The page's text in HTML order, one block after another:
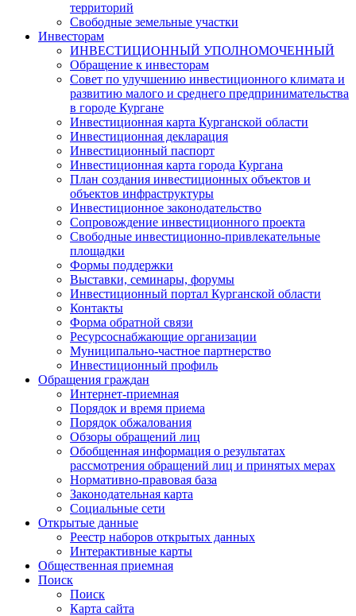
территорий
Свободные земельные участки
Инвесторам
ИНВЕСТИЦИОННЫЙ УПОЛНОМОЧЕННЫЙ
Обращение к инвесторам
Совет по улучшению инвестиционного климата и
развитию малого и среднего предпринимательства
в городе Кургане
Инвестиционная карта Курганской области
Инвестиционная декларация
Инвестиционный паспорт
Инвестиционная карта города Кургана
План создания инвестиционных объектов и
объектов инфраструктуры
Инвестиционное законодательство
Сопровождение инвестиционного проекта
Свободные инвестиционно-привлекательные
площадки
Формы поддержки
Выставки, семинары, форумы
Инвестиционный портал Курганской области
Контакты
Форма обратной связи
Ресурсоснабжающие организации
Муниципально-частное партнерство
Инвестиционный профиль
Обращения граждан
Интернет-приемная
Порядок и время приема
Порядок обжалования
Обзоры обращений лиц
Обобщенная информация о результатах
рассмотрения обращений лиц и принятых мерах
Нормативно-правовая база
Законодательная карта
Социальные сети
Открытые данные
Реестр наборов открытых данных
Интерактивные карты
Общественная приемная
Поиск
Поиск
Карта сайта